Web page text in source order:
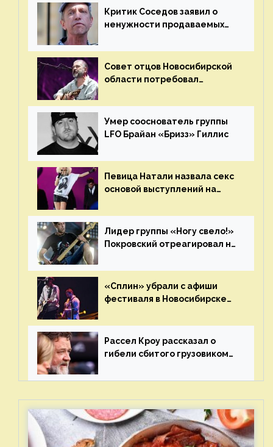
Критик Соседов заявил о
ненужности продаваемых
Совет отцов Новосибирской
области потребовал
«Сплин»
Умер сооснователь группы
LFO Брайан «Бризз» Гиллис
Певица Натали назвала секс
основой выступлений на
Лидер группы «Ногу свело!»
Покровский отреагировал на
«Сплин» убрали с афиши
фестиваля в Новосибирске
отцов»
Рассел Кроу рассказал о
гибели сбитого грузовиком